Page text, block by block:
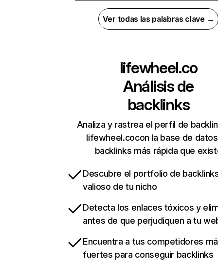
Ver todas las palabras clave →
lifewheel.co
Análisis de
backlinks
Analiza y rastrea el perfil de
lifewheel.cocon la base de
backlinks más rápida que
Descubre el portfolio de
valioso de tu nicho
Detecta los enlaces tóxicos y
antes de que perjudiquen a tu
Encuentra a tus competidores
fuertes para conseguir backlinks